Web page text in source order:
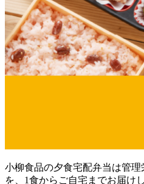
小柳食品の夕食宅配弁当は管
を、1食からご自宅までお届け